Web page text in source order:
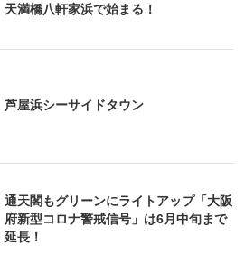
天満橋八軒家浜で始まる！
芦屋浜シーサイドタウン
通天閣もグリーンにライトアップ「大阪
府新型コロナ警戒信号」は6月中旬まで
延長！